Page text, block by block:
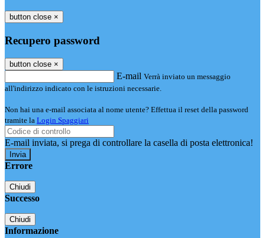
button close ×
Recupero password
button close ×
E-mail Verrà inviato un messaggio
all'indirizzo indicato con le istruzioni necessarie.
Non hai una e-mail associata al nome utente? Effettua il reset della password
tramite la Login Spaggiari
E-mail inviata, si prega di controllare la casella di posta elettronica!
Errore
Chiudi
Successo
Chiudi
Informazione